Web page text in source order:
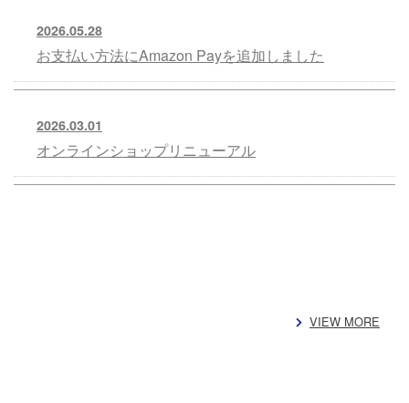
2026.05.28
お支払い方法にAmazon Payを追加しました
2026.03.01
オンラインショップリニューアル
VIEW MORE